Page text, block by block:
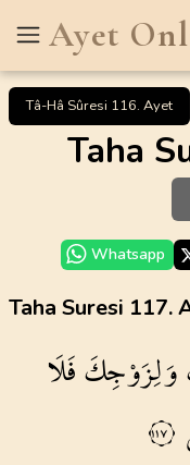
Ayet
Tâ-Hâ Sûresi 116. Ayet
Taha
Whatsapp
Taha Suresi 117.
وَلِزَوْجِكَفَلَا
١١٧